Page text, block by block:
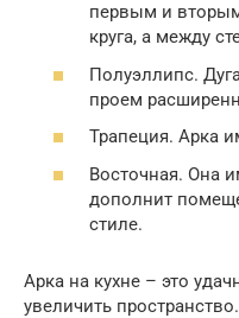
первым и
круга, а между
Полуэллипс.
проем
Трапеция. Арка
Восточная. Она
дополнит
стиле.
Арка на кухне – это
увеличить